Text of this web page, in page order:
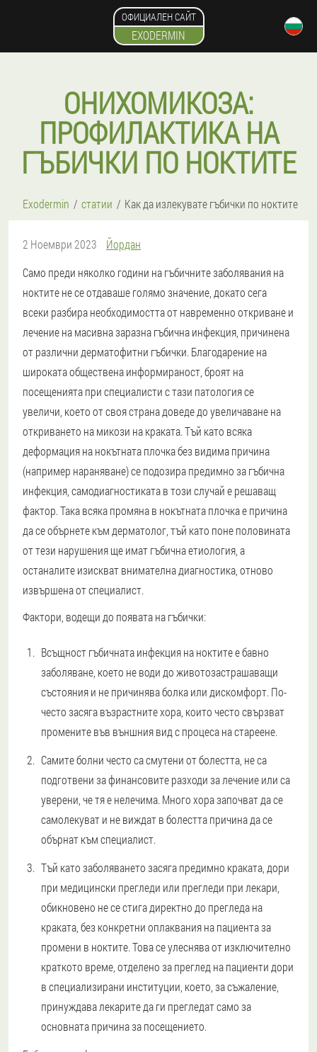
ОФИЦИАЛЕН САЙТ
EXODERMIN
ОНИХОМИКОЗА:
ПРОФИЛАКТИКА НА
ГЪБИЧКИ ПО НОКТИТЕ
Exodermin статии Как да излекувате гъбички по ноктите
2 Ноември 2023
Йордан
Само преди няколко години на гъбичните заболявания на
ноктите не се отдаваше голямо значение, докато сега
всеки разбира необходимостта от навременно откриване и
лечение на масивна заразна гъбична инфекция, причинена
от различни дерматофитни гъбички. Благодарение на
широката обществена информираност, броят на
посещенията при специалисти с тази патология се
увеличи, което от своя страна доведе до увеличаване на
откриването на микози на краката. Тъй като всяка
деформация на нокътната плочка без видима причина
(например нараняване) се подозира предимно за гъбична
инфекция, самодиагностиката в този случай е решаващ
фактор. Така всяка промяна в нокътната плочка е причина
да се обърнете към дерматолог, тъй като поне половината
от тези нарушения ще имат гъбична етиология, а
останалите изискват внимателна диагностика, отново
извършена от специалист.
Фактори, водещи до появата на гъбички:
Всъщност гъбичната инфекция на ноктите е бавно
заболяване, което не води до животозастрашаващи
състояния и не причинява болка или дискомфорт. По-
често засяга възрастните хора, които често свързват
промените във външния вид с процеса на стареене.
Самите болни често са смутени от болестта, не са
подготвени за финансовите разходи за лечение или са
уверени, че тя е нелечима. Много хора започват да се
самолекуват и не виждат в болестта причина да се
обърнат към специалист.
Тъй като заболяването засяга предимно краката, дори
при медицински прегледи или прегледи при лекари,
обикновено не се стига директно до прегледа на
краката, без конкретни оплаквания на пациента за
промени в ноктите. Това се улеснява от изключително
краткото време, отделено за преглед на пациенти дори
в специализирани институции, което, за съжаление,
принуждава лекарите да ги прегледат само за
основната причина за посещението.